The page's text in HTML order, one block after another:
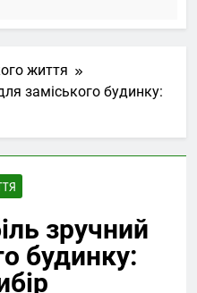
життя
заміського будинку:
зручний
будинку: